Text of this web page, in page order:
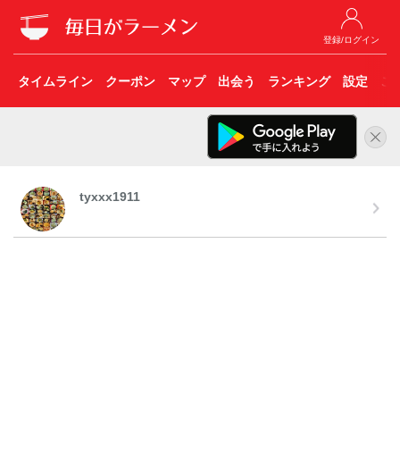
登録/ログイン
タイムライン クーポン マップ 出会う ランキング 設定 こ
tyxxx1911